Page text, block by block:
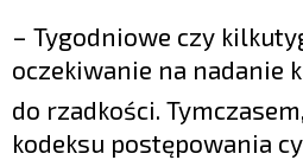
– Tygodniowe czy
oczekiwanie na nadanie
do rzadkości.
kodeksu postępowania